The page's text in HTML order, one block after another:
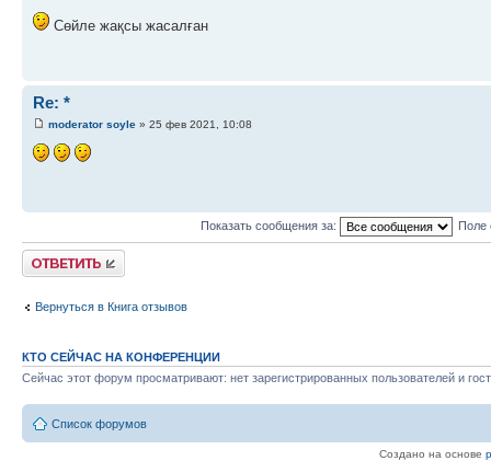
Сөйле жақсы жасалған
Re: *
moderator soyle » 25 фев 2021, 10:08
Показать сообщения за: Поле
Ответить
Вернуться в Книга отзывов
КТО СЕЙЧАС НА КОНФЕРЕНЦИИ
Сейчас этот форум просматривают: нет зарегистрированных пользователей и
Список форумов
Создано на основе